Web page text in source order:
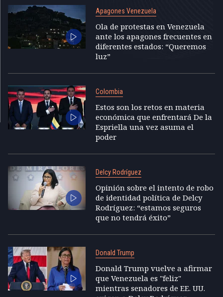
Apagones Venezuela
Ola de protestas en Venezuela
ante los apagones frecuentes en
diferentes estados: “Queremos
luz”
Colombia
Estos son los retos en materia
económica que enfrentará De la
Espriella una vez asuma el
poder
Delcy Rodríguez
Opinión sobre el intento de robo
de identidad política de Delcy
Rodríguez: “estamos seguros
que no tendrá éxito”
Donald Trump
Donald Trump vuelve a afirmar
que Venezuela es "feliz"
mientras senadores de EE. UU.